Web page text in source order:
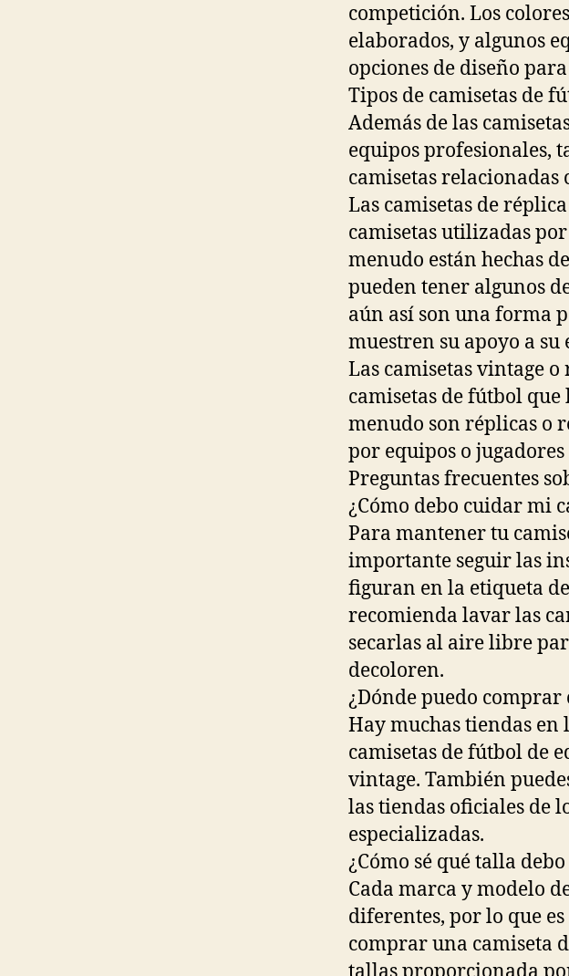
competición. Los
elaborados, y algunos
opciones de diseño
Tipos de camisetas de
Además de las
equipos profesionales,
camisetas relacionadas
Las camisetas de
camisetas utilizadas
menudo están hechas
pueden tener algunos
aún así son una forma
muestren su apoyo a su
Las camisetas vintage
camisetas de fútbol
menudo son réplicas o
por equipos o
Preguntas frecuentes
¿Cómo debo cuidar mi
Para mantener tu
importante seguir las
figuran en la etiqueta
recomienda lavar las
secarlas al aire libre
decoloren.
¿Dónde puedo comprar
Hay muchas tiendas
camisetas de fútbol de
vintage. También
las tiendas oficiales de
especializadas.
¿Cómo sé qué talla
Cada marca y modelo
diferentes, por lo que
comprar una camiseta